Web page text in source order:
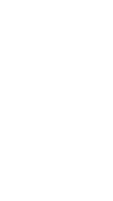
Parkausweis
können Sie
verfügbar ist,
(zum Beispiel